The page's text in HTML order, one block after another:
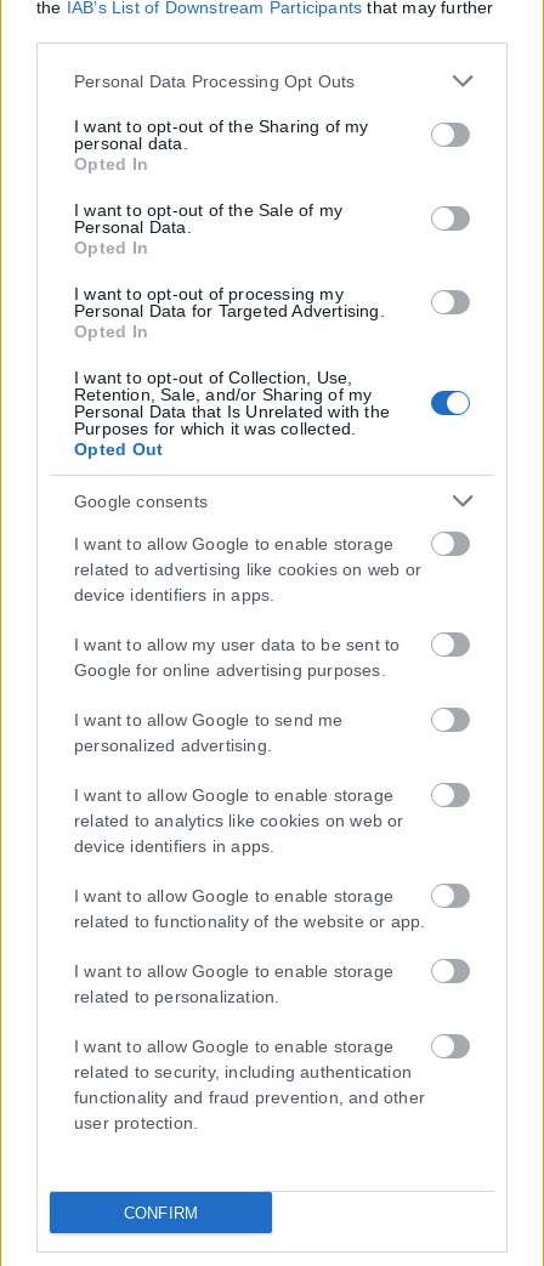
the IAB’s List of Downstream Participants that may further
Please note that this website/app uses one or more Google
but not limited to your visit or usage behaviour. You may
click to grant or deny consent to Google and its third-party
tags to use your data for below specified purposes in below
Google consent section.
Personal Data Processing Opt Outs
I want to opt-out of the Sharing of my
personal data.
Opted In
I want to opt-out of the Sale of my
Personal Data.
Opted In
I want to opt-out of processing my
Personal Data for Targeted Advertising.
Opted In
I want to opt-out of Collection, Use,
Retention, Sale, and/or Sharing of my
Personal Data that Is Unrelated with the
Purposes for which it was collected.
Opted Out
Google consents
I want to allow Google to enable storage
related to advertising like cookies on web or
device identifiers in apps.
I want to allow my user data to be sent to
Google for online advertising purposes.
I want to allow Google to send me
personalized advertising.
I want to allow Google to enable storage
related to analytics like cookies on web or
device identifiers in apps.
I want to allow Google to enable storage
related to functionality of the website or app.
I want to allow Google to enable storage
related to personalization.
I want to allow Google to enable storage
related to security, including authentication
functionality and fraud prevention, and other
user protection.
CONFIRM
επέκταση η ιστοσελίδα που κατέχει αυτή “www.karfitsa.gr”
συμμορφώνονται με τη Σύσταση (ΕΕ) 2018/334 της Επιτροπής της
1ης Μαρτίου 2018 σχετικά με τα μέτρα για την αποτελεσματική
αντιμετώπιση του παράνομου περιεχομένου στο διαδίκτυο (L 63).
Μοναδικός αριθμός Μ.Η.Τ. 262048